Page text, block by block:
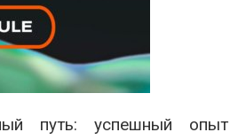
путь: успешный опыт
воду
7, 2026
Дождевая вода с крыш
может помочь городам
переживать жару